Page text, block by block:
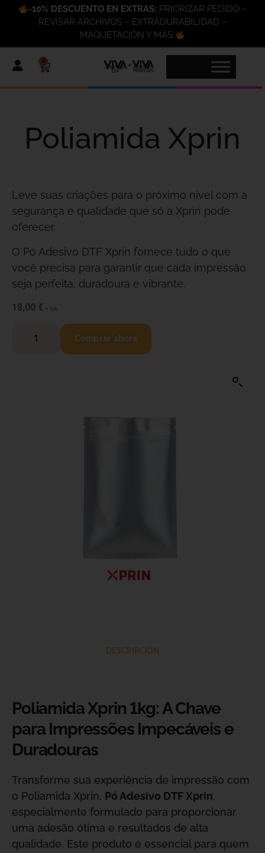
-10% DESCUENTO EN EXTRAS: PRIORIZAR PEDIDO –
REVISAR ARCHIVOS – EXTRADURABILIDAD –
MAQUETACIÓN Y MÁS
0
Poliamida Xprin
Leve suas criações para o próximo nível com a
segurança e qualidade que só a Xprin pode
oferecer.
O Pó Adesivo DTF Xprin fornece tudo o que
você precisa para garantir que cada impressão
seja perfeita, duradoura e vibrante.
18,00 € + IVA
Comprar ahora
DESCRIPCIÓN
Poliamida Xprin 1kg: A Chave
para Impressões Impecáveis e
Duradouras
Transforme sua experiência de impressão com
o Poliamida Xprin, Pó Adesivo DTF Xprin,
especialmente formulado para proporcionar
uma adesão ótima e resultados de alta
qualidade. Este produto é essencial para quem